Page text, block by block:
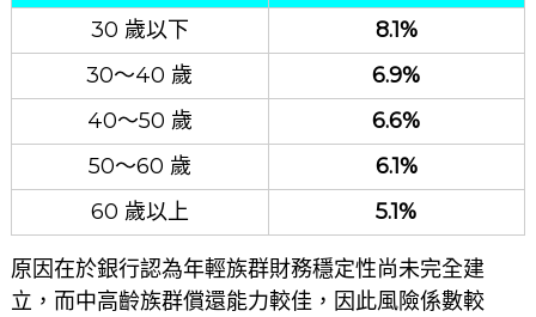
30 歲以下
8.1%
30～40 歲
6.9%
40～50 歲
6.6%
50～60 歲
6.1%
60 歲以上
5.1%
原因在於銀行認為年輕族群財務穩定性尚未完全建
立，而中高齡族群償還能力較佳，因此風險係數較